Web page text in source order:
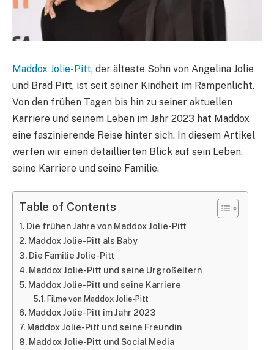
Maddox Jolie-Pitt, der älteste Sohn von Angelina Jolie
und Brad Pitt, ist seit seiner Kindheit im Rampenlicht.
Von den frühen Tagen bis hin zu seiner aktuellen
Karriere und seinem Leben im Jahr 2023 hat Maddox
eine faszinierende Reise hinter sich. In diesem Artikel
werfen wir einen detaillierten Blick auf sein Leben,
seine Karriere und seine Familie.
Table of Contents
Die frühen Jahre von Maddox Jolie-Pitt
Maddox Jolie-Pitt als Baby
Die Familie Jolie-Pitt
Maddox Jolie-Pitt und seine Urgroßeltern
Maddox Jolie-Pitt und seine Karriere
Filme von Maddox Jolie-Pitt
Maddox Jolie-Pitt im Jahr 2023
Maddox Jolie-Pitt und seine Freundin
Maddox Jolie-Pitt und Social Media